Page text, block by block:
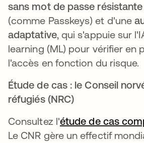
sans mot de passe
(comme Passkeys) et d'une
adaptative, qui s'appuie sur
learning (ML) pour vérifier en
l'accès en fonction du risque.
Étude de cas : le Conseil
réfugiés (NRC)
Consultez l'étude de cas
Le CNR gère un effectif